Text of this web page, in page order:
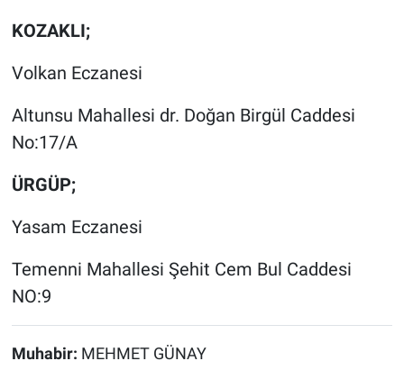
KOZAKLI;
Volkan Eczanesi
Altunsu Mahallesi dr. Doğan Birgül Caddesi
No:17/A
ÜRGÜP;
Yasam Eczanesi
Temenni Mahallesi Şehit Cem Bul Caddesi
NO:9
Muhabir: MEHMET GÜNAY